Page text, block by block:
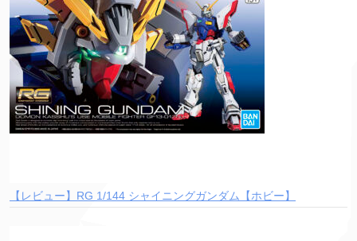
【レビュー】RG 1/144 シャイニングガンダム【ホビー】